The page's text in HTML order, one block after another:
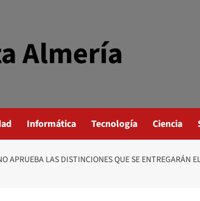
Almería
Informática Tecnología Ciencia
APRUEBA LAS DISTINCIONES QUE SE ENTREGARÁN